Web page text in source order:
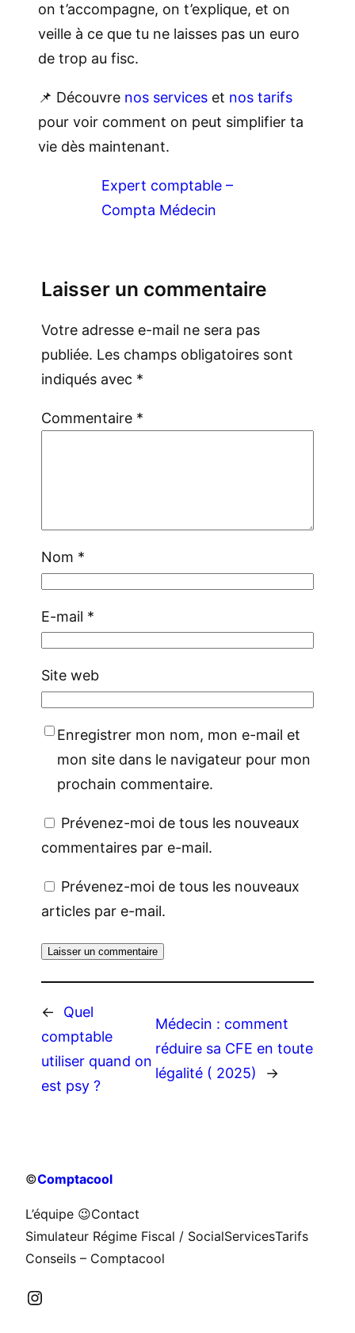
on t’accompagne, on t’explique, et on
veille à ce que tu ne laisses pas un euro
de trop au fisc.
📌 Découvre nos services et nos tarifs
pour voir comment on peut simplifier ta
vie dès maintenant.
Expert comptable –
Compta Médecin
Laisser un commentaire
Votre adresse e-mail ne sera pas
publiée. Les champs obligatoires sont
indiqués avec *
Commentaire *
Nom *
E-mail *
Site web
Enregistrer mon nom, mon e-mail et
mon site dans le navigateur pour mon
prochain commentaire.
Prévenez-moi de tous les nouveaux
commentaires par e-mail.
Prévenez-moi de tous les nouveaux
articles par e-mail.
←
Quel
comptable
utiliser quand on
est psy ?
Médecin : comment
réduire sa CFE en toute
légalité ( 2025)
→
©Comptacool
L’équipe 😉Contact
Simulateur Régime Fiscal / SocialServicesTarifs
Conseils – Comptacool
Instagram